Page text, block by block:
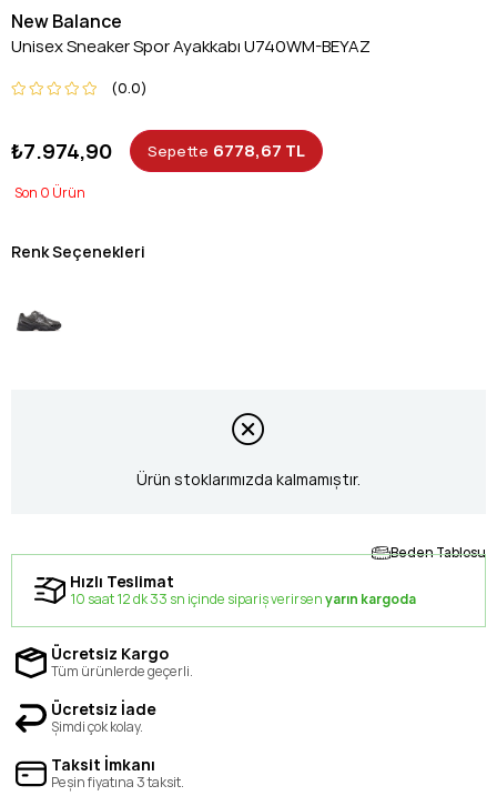
New Balance
Unisex Sneaker Spor Ayakkabı U740WM-BEYAZ
0.0
₺7.974,90 Sepette 6778,67 TL
0
Renk Seçenekleri
Ürün stoklarımızda kalmamıştır.
Beden Tablosu
Hızlı Teslimat
10 saat 12 dk 33 sn içinde sipariş verirsenyarın kargoda
Ücretsiz Kargo
Tüm ürünlerde geçerli.
Ücretsiz İade
Şimdi çok kolay.
Taksit İmkanı
Peşin fiyatına 3 taksit.